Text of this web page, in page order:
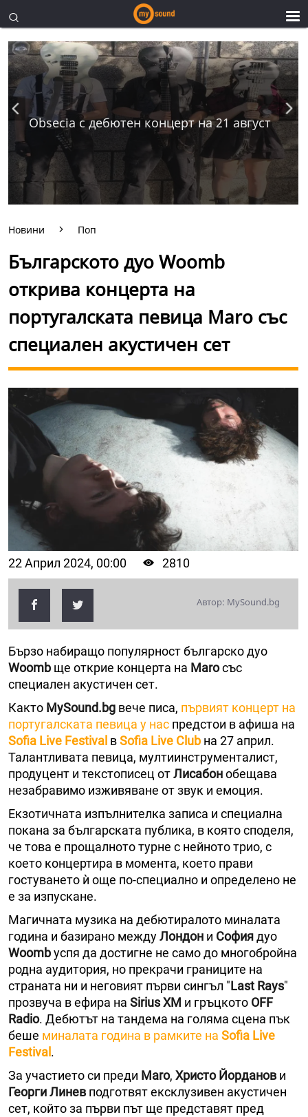
Obsecia с дебютен концерт на 21 август
Новини Поп
Българското дуо Woomb
открива концерта на
португалската певица Maro със
специален акустичен сет
22 Април 2024, 00:00 2810
Автор: MySound.bg
Бързо набиращо популярност българско дуо
Woomb ще открие концерта на Maroсъс
специален акустичен сет.
Както MySound.bg вече писа, първият концерт на
португалската певица у нас предстои в афиша на
Sofia Live Festival вSofia Live Club на 27 април.
Талантливата певица, мултиинструменталист,
продуцент и текстописец отЛисабонобещава
незабравимо изживяване от звук и емоция.
Екзотичната изпълнителка записа и специална
покана за българската публика, в която споделя,
че това е прощалното турне с нейното трио, с
което концертира в момента, което прави
гостуването ѝ още по-специално и определено не
е за изпускане.
Магичната музика на дебютиралото миналата
година и базирано междуЛондон и Софиядуо
Woombуспя да достигне не само до многобройна
родна аудитория, но прекрачи границите на
страната ни и неговият първи сингъл "Last Rays"
прозвуча в ефира на Sirius XM и гръцкото OFF
Radio. Дебютът на тандема на голяма сцена пък
беше миналата година в рамките на Sofia Live
Festival .
За участието си преди Maro, Христо Йорданов и
Георги Линев подготвят ексклузивен акустичен
сет, който за първи път ще представят пред